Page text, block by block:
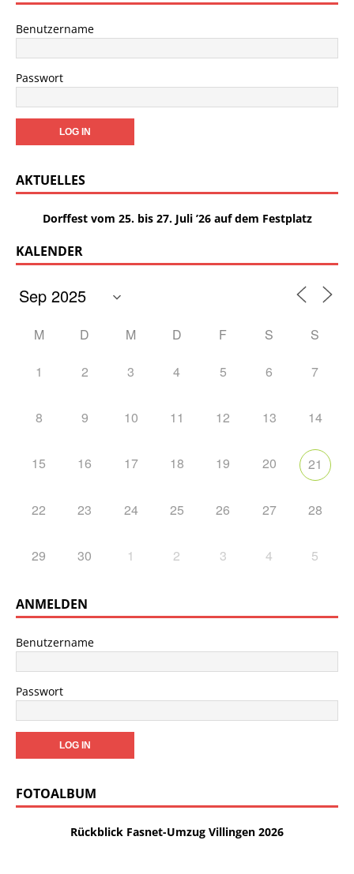
Benutzername
Passwort
AKTUELLES
Dorffest vom 25. bis 27. Juli ’26 auf dem Festplatz
KALENDER
M D M D F S S
1 2 3 4 5 6 7
8 9 10 11 12 13 14
15 16 17 18 19 20 21
22 23 24 25 26 27 28
29 30 1 2 3 4 5
ANMELDEN
Benutzername
Passwort
FOTOALBUM
Rückblick Fasnet-Umzug Villingen 2026